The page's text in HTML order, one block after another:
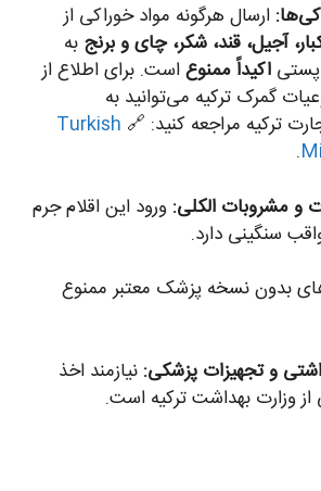
ارسال هرگونه مواد خوراکی از
آجیل، قند، شکر، چای و برنج به
اکیداً ممنوعاست. برای اطلاع از
گمرک ترکیه می‌توانید به
ترکیه مراجعه کنید: 🔗 Turkish
.
و مشروبات الکلی: ورود این اقلام جرم
سنگینی دارد.
بدون نسخه پزشک معتبر ممنوع
و تجهیزات پزشکی: نیازمند اخذ
وزارت بهداشت ترکیه است.